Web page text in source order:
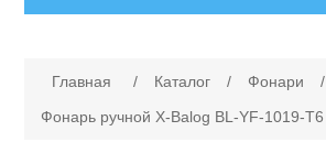
Каталог
Главная / Каталог / Фонари
/
Фонарь ручной X-Balog BL-YF-1019-T6